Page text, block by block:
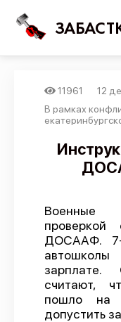
11961
12
В рамках
Военные
проверкой
ДОСААФ. 7-
зарплате.
считают,
пошло на
допустить